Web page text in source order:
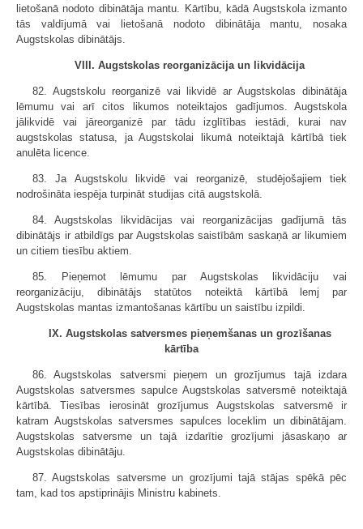
lietošanā nodoto dibinātāja mantu. Kārtību, kādā Augstskola izmanto
tās valdījumā vai lietošanā nodoto dibinātāja mantu, nosaka
Augstskolas dibinātājs.
VIII. Augstskolas reorganizācija un likvidācija
82. Augstskolu reorganizē vai likvidē ar Augstskolas dibinātāja
lēmumu vai arī citos likumos noteiktajos gadījumos. Augstskola
jālikvidē vai jāreorganizē par tādu izglītības iestādi, kurai nav
augstskolas statusa, ja Augstskolai likumā noteiktajā kārtībā tiek
anulēta licence.
83. Ja Augstskolu likvidē vai reorganizē, studējošajiem tiek
nodrošināta iespēja turpināt studijas citā augstskolā.
84. Augstskolas likvidācijas vai reorganizācijas gadījumā tās
dibinātājs ir atbildīgs par Augstskolas saistībām saskaņā ar likumiem
un citiem tiesību aktiem.
85. Pieņemot lēmumu par Augstskolas likvidāciju vai
reorganizāciju, dibinātājs statūtos noteiktā kārtībā lemj par
Augstskolas mantas izmantošanas kārtību un saistību izpildi.
IX. Augstskolas satversmes pieņemšanas un grozīšanas
kārtība
86. Augstskolas satversmi pieņem un grozījumus tajā izdara
Augstskolas satversmes sapulce Augstskolas satversmē noteiktajā
kārtībā. Tiesības ierosināt grozījumus Augstskolas satversmē ir
katram Augstskolas satversmes sapulces loceklim un dibinātājam.
Augstskolas satversme un tajā izdarītie grozījumi jāsaskaņo ar
Augstskolas dibinātāju.
87. Augstskolas satversme un grozījumi tajā stājas spēkā pēc
tam, kad tos apstiprinājis Ministru kabinets.